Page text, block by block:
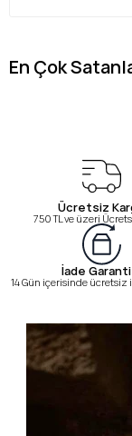
En Çok
Ücretsiz
750 TL ve üzeri
İade
14 Gün içerisinde ücretsiz